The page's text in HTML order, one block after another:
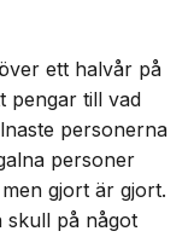
ett halvår på
pengar till vad
personerna
personer
gjort är gjort.
skull på något